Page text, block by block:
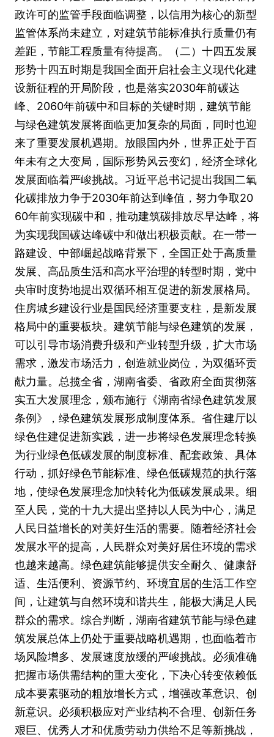
政许可的监管手段面临调整，以信用为核心的新型
监管体系尚未建立，对建筑节能标准执行质量仍有
差距，节能工程质量有待提高。（二）十四五发展
形势十四五时期是我国全面开启社会主义现代化建
设新征程的开局阶段，也是落实2030年前碳达
峰、2060年前碳中和目标的关键时期，建筑节能
与绿色建筑发展将面临更加复杂的局面，同时也迎
来了重要发展机遇期。放眼国内外，世界正处于百
年未有之大变局，国际形势风云变幻，经济全球化
发展面临着严峻挑战。习近平总书记提出我国二氧
化碳排放力争于2030年前达到峰值，努力争取20
60年前实现碳中和，推动建筑碳排放尽早达峰，将
为实现我国碳达峰碳中和做出积极贡献。在一带一
路建设、中部崛起战略背景下，全国正处于高质量
发展、高品质生活和高水平治理的转型时期，党中
央审时度势地提出双循环相互促进的新发展格局。
住房城乡建设行业是国民经济重要支柱，是新发展
格局中的重要板块。建筑节能与绿色建筑的发展，
可以引导市场消费升级和产业转型升级，扩大市场
需求，激发市场活力，创造就业岗位，为双循环贡
献力量。总揽全省，湖南省委、省政府全面贯彻落
实五大发展理念，颁布施行《湖南省绿色建筑发展
条例》，绿色建筑发展形成制度体系。省住建厅以
绿色住建促进新实践，进一步将绿色发展理念转换
为行业绿色低碳发展的制度标准、配套政策、具体
行动，抓好绿色节能标准、绿色低碳规范的执行落
地，使绿色发展理念加快转化为低碳发展成果。细
至人民，党的十九大提出坚持以人民为中心，满足
人民日益增长的对美好生活的需要。随着经济社会
发展水平的提高，人民群众对美好居住环境的需求
也越来越高。绿色建筑能够提供安全耐久、健康舒
适、生活便利、资源节约、环境宜居的生活工作空
间，让建筑与自然环境和谐共生，能极大满足人民
群众的需求。综合判断，湖南省建筑节能与绿色建
筑发展总体上仍处于重要战略机遇期，也面临着市
场风险增多、发展速度放缓的严峻挑战。必须准确
把握市场供需结构的重大变化，下决心转变依赖低
成本要素驱动的粗放增长方式，增强改革意识、创
新意识。必须积极应对产业结构不合理、创新任务
艰巨、优秀人才和优质劳动力供给不足等新挑战，